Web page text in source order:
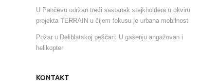
U Pančevu održan treći sastanak stejkholdera u okviru
projekta TERRAIN u čijem fokusu je urbana mobilnost
Požar u Deliblatskoj peščari: U gašenju angažovan i
helikopter
KONTAKT